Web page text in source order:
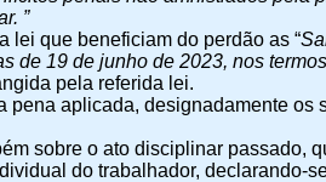
”
lei que beneficiam do perdão as “
19 de junho de 2023, nos
pela referida lei.
aplicada, designadamente os
sobre o ato disciplinar passado,
do trabalhador, declarando-